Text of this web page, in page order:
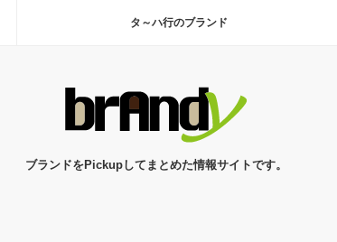
タ～ハ行のブランド
ブランドをPickupしてまとめた情報サイトです。